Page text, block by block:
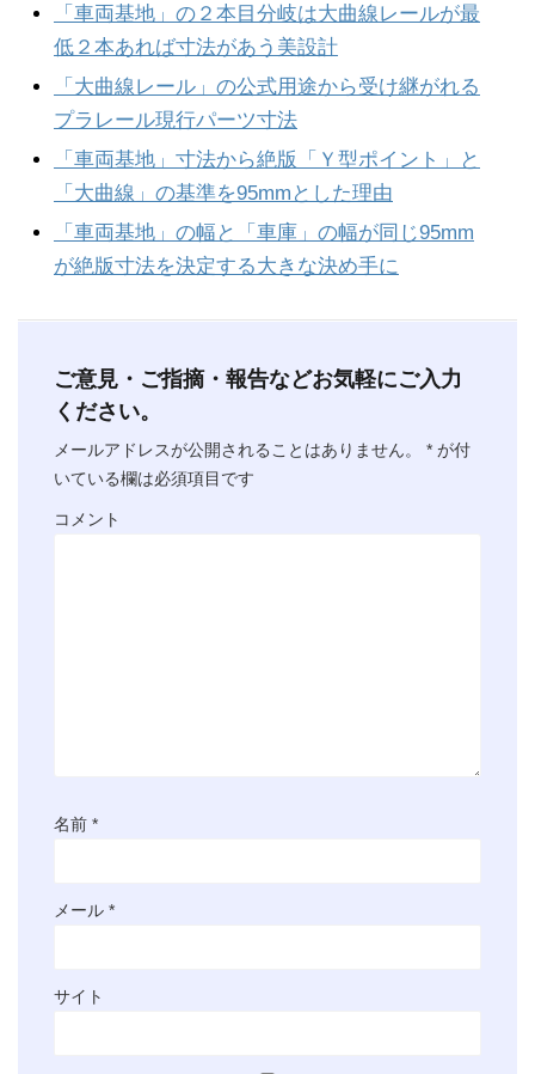
「車両基地」の２本目分岐は大曲線レールが最
低２本あれば寸法があう美設計
「大曲線レール」の公式用途から受け継がれる
プラレール現行パーツ寸法
「車両基地」寸法から絶版「Ｙ型ポイント」と
「大曲線」の基準を95mmとした理由
「車両基地」の幅と「車庫」の幅が同じ95mm
が絶版寸法を決定する大きな決め手に
ご意見・ご指摘・報告などお気軽にご入力
ください。
メールアドレスが公開されることはありません。 * が付
いている欄は必須項目です
コメント
名前 *
メール *
サイト